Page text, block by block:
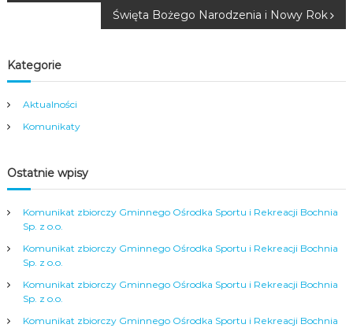
w
i
g
c
w
Święta Bożego Narodzenia i Nowy Rok
Kategorie
Aktualności
Komunikaty
Ostatnie wpisy
Komunikat zbiorczy Gminnego Ośrodka Sportu i Rekreacji Bochnia
Sp. z o.o.
Komunikat zbiorczy Gminnego Ośrodka Sportu i Rekreacji Bochnia
Sp. z o.o.
Komunikat zbiorczy Gminnego Ośrodka Sportu i Rekreacji Bochnia
Sp. z o.o.
Komunikat zbiorczy Gminnego Ośrodka Sportu i Rekreacji Bochnia